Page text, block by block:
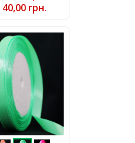
40,00 грн.